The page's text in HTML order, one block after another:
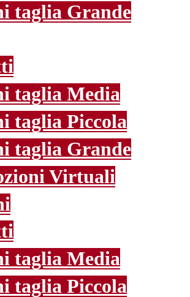
taglia Grande
taglia Media
taglia Piccola
taglia Grande
Virtuali
taglia Media
taglia Piccola